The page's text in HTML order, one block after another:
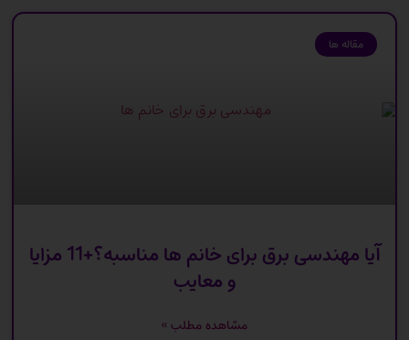
مقاله ها
آیا مهندسی برق برای خانم ها مناسبه؟+11 مزایا
و معایب
مشاهده مطلب »